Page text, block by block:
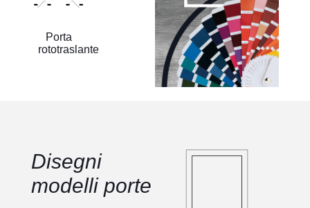
Porta
rototraslante
Disegni
modelli porte